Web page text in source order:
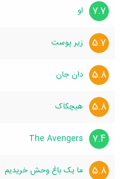
7.7 او
5.7 زیر پوست
5.8 دان جان
5.8 هیچکاک
7.4
The Avengers
5.8 ما یک باغ وحش خریدیم